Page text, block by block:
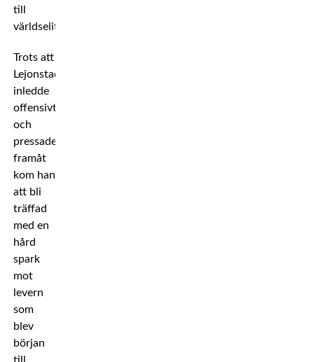
till
världseliten.
Trots att
Lejonstad
inledde
offensivt
och
pressade
framåt
kom han
att bli
träffad
med en
hård
spark
mot
levern
som
blev
början